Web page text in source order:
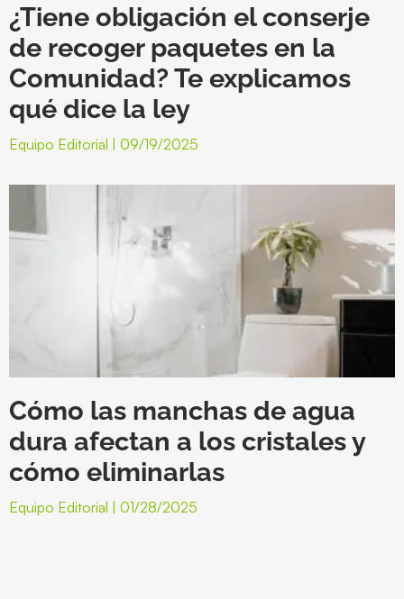
¿Tiene obligación el conserje
de recoger paquetes en la
Comunidad? Te explicamos
qué dice la ley
Equipo Editorial 09/19/2025
Cómo las manchas de agua
dura afectan a los cristales y
cómo eliminarlas
Equipo Editorial 01/28/2025